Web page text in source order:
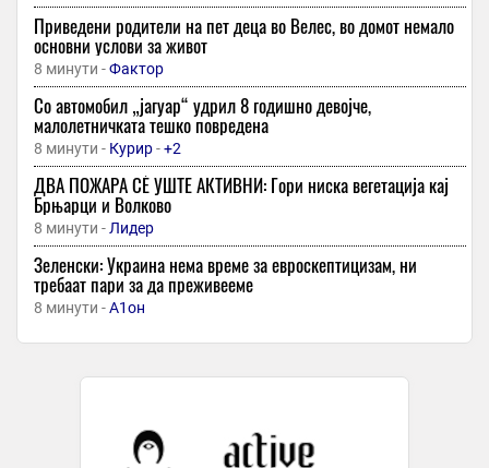
Приведени родители на пет деца во Велес, во домот немало
основни услови за живот
8 минути -Фактор
Со автомобил „јагуар“ удрил 8 годишно девојче,
малолетничката тешко повредена
8 минути - Курир-+2
ДВА ПОЖАРА СÈ УШТЕ АКТИВНИ: Гори ниска вегетација кај
Брњарци и Волково
8 минути - Лидер
Зеленски: Украина нема време за евроскептицизам, ни
требаат пари за да преживееме
8 минути -А1он
АНГЕЛОВ: Во 2001-ва имаше две заседи кај Карпалак, една
резервисти на АРМ
Мицкоски за Карпалак: 8 Август е ден кога Македонија се